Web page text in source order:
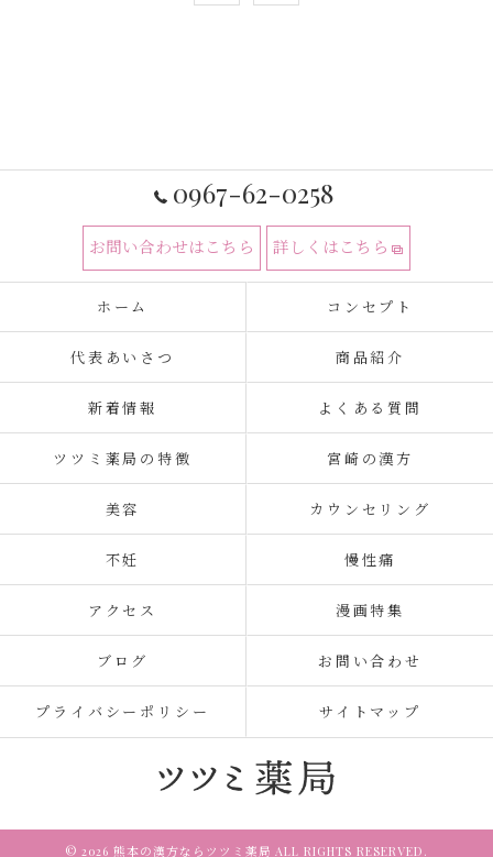
0967-62-0258
お問い合わせはこちら 詳しくはこちら
ホーム コンセプト
代表あいさつ 商品紹介
新着情報 よくある質問
ツツミ薬局の特徴 宮崎の漢方
美容 カウンセリング
不妊 慢性痛
アクセス 漫画特集
ブログ お問い合わせ
プライバシーポリシー サイトマップ
© 2026 熊本の漢方ならツツミ薬局 ALL RIGHTS RESERVED.